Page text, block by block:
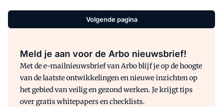
toezicht. De belangrijkste punten voor
arboprofessionals op een rij.
Jong, enthousiast en leergierig, zo
omschrijft ze zichzelf. In haar columns
als veiligheidskundige zoal opvalt op de
werkvloer. In 5 vragen en antwoorden
stelt ze zichzelf voor.
Volgende pagina
Meld je aan voor de Arbo nieuwsbrief!
Met de e-mailnieuwsbrief van Arbo blijf je op de hoogte
van de laatste ontwikkelingen en nieuwe inzichten op
het gebied van veilig en gezond werken. Je krijgt tips
over gratis whitepapers en checklists.